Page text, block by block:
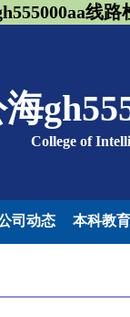
线
College of
司动态 本科教育